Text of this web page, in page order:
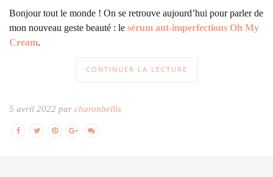
Bonjour tout le monde ! On se retrouve aujourd’hui pour parler de
mon nouveau geste beauté : le sérum ant-imperfections Oh My
Cream.
CONTINUER LA LECTURE
5 avril 2022 par charonbellis